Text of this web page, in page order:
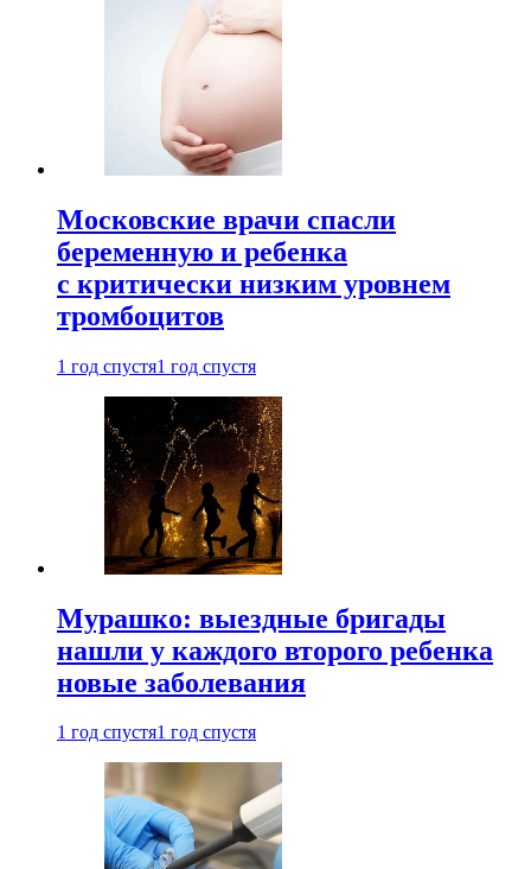
Московские врачи спасли
беременную и ребенка
с критически низким уровнем
тромбоцитов
1 год спустя1 год спустя
Мурашко: выездные бригады
нашли у каждого второго ребенка
новые заболевания
1 год спустя1 год спустя